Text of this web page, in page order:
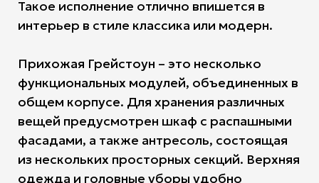
Такое исполнение отлично впишется в
интерьер в стиле классика или модерн.
Прихожая Грейстоун – это несколько
функциональных модулей, объединенных в
общем корпусе. Для хранения различных
вещей предусмотрен шкаф с распашными
фасадами, а также антресоль, состоящая
из нескольких просторных секций. Верхняя
одежда и головные уборы удобно